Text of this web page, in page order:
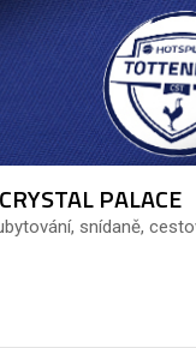
PALACE
snídaně,